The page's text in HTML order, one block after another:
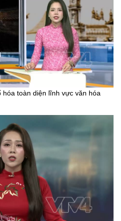
toàn diện lĩnh vực văn hóa